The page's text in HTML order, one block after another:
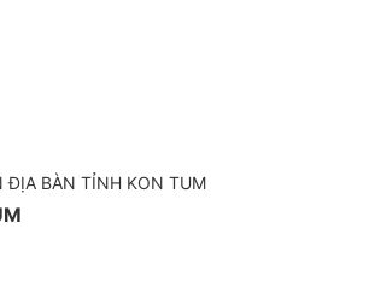
ĐỊA BÀN TỈNH KON TUM